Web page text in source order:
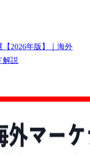
2026年版】｜海外
解説